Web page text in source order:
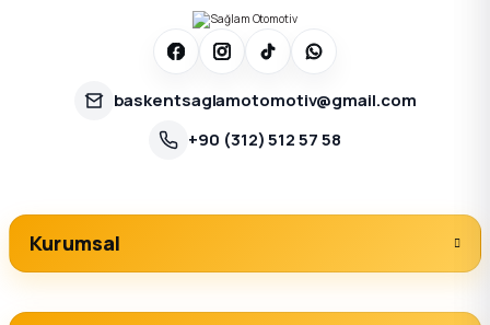
baskentsaglamotomotiv@gmail.com
+90 (312) 512 57 58
Kurumsal